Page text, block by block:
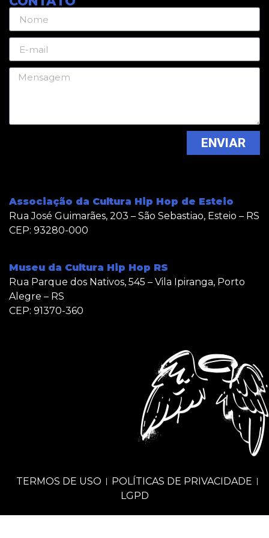
ENVIAR
Associação da Cultura Hip Hop de Esteio
Rua José Guimarães, 203 – São Sebastiao, Esteio – RS
CEP: 93280-000
Museu da Cultura Hip Hop RS
Rua Parque dos Nativos, 545 – Vila Ipiranga, Porto
Alegre – RS
CEP: 91370-360
TERMOS DE USO
POLÍTICAS DE PRIVACIDADE
LGPD